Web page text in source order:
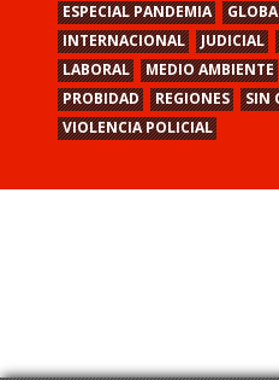
ESPECIAL PANDEMIA
INTERNACIONAL
JUDICIAL
LABORAL
MEDIO AMBIENTE
PROBIDAD
REGIONES
SIN
VIOLENCIA POLICIAL